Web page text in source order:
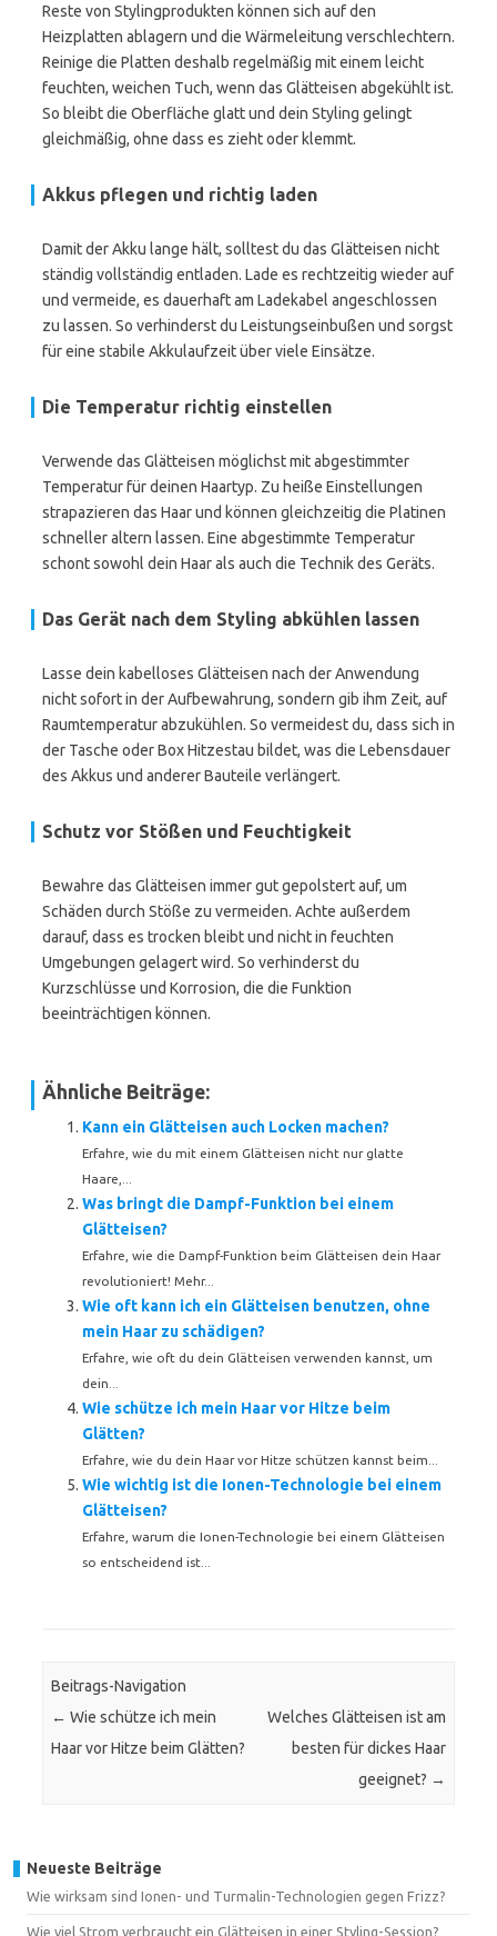
Reste von Stylingprodukten können sich auf den
Heizplatten ablagern und die Wärmeleitung verschlechtern.
Reinige die Platten deshalb regelmäßig mit einem leicht
feuchten, weichen Tuch, wenn das Glätteisen abgekühlt ist.
So bleibt die Oberfläche glatt und dein Styling gelingt
gleichmäßig, ohne dass es zieht oder klemmt.
Akkus pflegen und richtig laden
Damit der Akku lange hält, solltest du das Glätteisen nicht
ständig vollständig entladen. Lade es rechtzeitig wieder auf
und vermeide, es dauerhaft am Ladekabel angeschlossen
zu lassen. So verhinderst du Leistungseinbußen und sorgst
für eine stabile Akkulaufzeit über viele Einsätze.
Die Temperatur richtig einstellen
Verwende das Glätteisen möglichst mit abgestimmter
Temperatur für deinen Haartyp. Zu heiße Einstellungen
strapazieren das Haar und können gleichzeitig die Platinen
schneller altern lassen. Eine abgestimmte Temperatur
schont sowohl dein Haar als auch die Technik des Geräts.
Das Gerät nach dem Styling abkühlen lassen
Lasse dein kabelloses Glätteisen nach der Anwendung
nicht sofort in der Aufbewahrung, sondern gib ihm Zeit, auf
Raumtemperatur abzukühlen. So vermeidest du, dass sich in
der Tasche oder Box Hitzestau bildet, was die Lebensdauer
des Akkus und anderer Bauteile verlängert.
Schutz vor Stößen und Feuchtigkeit
Bewahre das Glätteisen immer gut gepolstert auf, um
Schäden durch Stöße zu vermeiden. Achte außerdem
darauf, dass es trocken bleibt und nicht in feuchten
Umgebungen gelagert wird. So verhinderst du
Kurzschlüsse und Korrosion, die die Funktion
beeinträchtigen können.
Ähnliche Beiträge:
Kann ein Glätteisen auch Locken machen?
Erfahre, wie du mit einem Glätteisen nicht nur glatte
Haare,...
Was bringt die Dampf-Funktion bei einem
Glätteisen?
Erfahre, wie die Dampf-Funktion beim Glätteisen dein Haar
revolutioniert! Mehr...
Wie oft kann ich ein Glätteisen benutzen, ohne
mein Haar zu schädigen?
Erfahre, wie oft du dein Glätteisen verwenden kannst, um
dein...
Wie schütze ich mein Haar vor Hitze beim
Glätten?
Erfahre, wie du dein Haar vor Hitze schützen kannst beim...
Wie wichtig ist die Ionen-Technologie bei einem
Glätteisen?
Erfahre, warum die Ionen-Technologie bei einem Glätteisen
so entscheidend ist...
Beitrags-Navigation
← Wie schütze ich mein
Haar vor Hitze beim Glätten?
Welches Glätteisen ist am
besten für dickes Haar
geeignet? →
Neueste Beiträge
Wie wirksam sind Ionen- und Turmalin-Technologien gegen Frizz?
Wie viel Strom verbraucht ein Glätteisen in einer Styling-Session?